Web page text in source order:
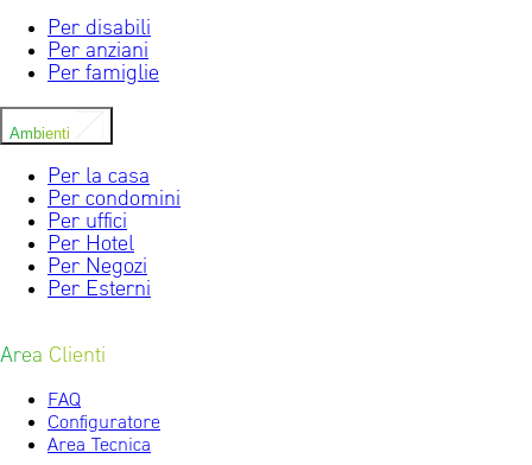
Per disabili
Per anziani
Per famiglie
Ambienti
Per la casa
Per condomini
Per uffici
Per Hotel
Per Negozi
Per Esterni
Area Clienti
FAQ
Configuratore
Area Tecnica